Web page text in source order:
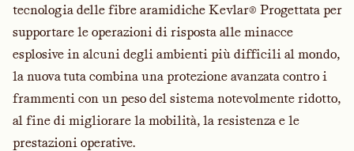
tecnologia delle fibre aramidiche Kevlar® Progettata per
supportare le operazioni di risposta alle minacce
esplosive in alcuni degli ambienti più difficili al mondo,
la nuova tuta combina una protezione avanzata contro i
frammenti con un peso del sistema notevolmente ridotto,
al fine di migliorare la mobilità, la resistenza e le
prestazioni operative.